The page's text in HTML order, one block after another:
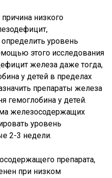
низкого
уровень
этого исследования
железа даже тогда,
у детей в пределах
препараты железа
гемоглобина у детей.
железосодержащих
уровень
2-3 недели.
препарата,
при низком